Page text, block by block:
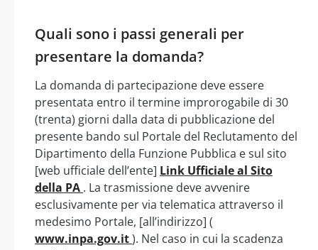
Quali sono i passi generali per
presentare la domanda?
La domanda di partecipazione deve essere
presentata entro il termine improrogabile di 30
(trenta) giorni dalla data di pubblicazione del
presente bando sul Portale del Reclutamento del
Dipartimento della Funzione Pubblica e sul sito
[web ufficiale dell’ente] Link Ufficiale al Sito
della PA . La trasmissione deve avvenire
esclusivamente per via telematica attraverso il
medesimo Portale, [all’indirizzo] (
www.inpa.gov.it). Nel caso in cui la scadenza